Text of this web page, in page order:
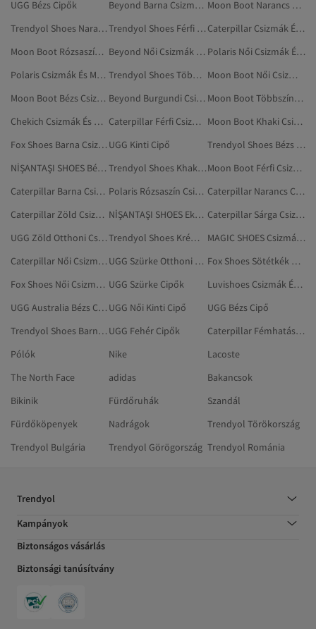
UGG Bézs Cipők
Beyond Barna Csizmák És Magas Szárú Csizmák
Moon Boot Narancs Csizmák És Magas Szárú Csizmák
Trendyol Shoes Narancs Csizmák És Magas Szárú Csizmák
Trendyol Shoes Férfi Csizmák És Magas Szárú Csizmák
Caterpillar Csizmák És Magas Szárú Csizmák
Moon Boot Rózsaszín Csizmák És Magas Szárú Csizmák
Beyond Női Csizmák És Magas Szárú Csizmák
Polaris Női Csizmák És Magas Szárú Csizmák
Polaris Csizmák És Magas Szárú Csizmák
Trendyol Shoes Többszínű Csizmák És Magas Szárú Csizmák
Moon Boot Női Csizmák És Magas Szárú Csizmák
Moon Boot Bézs Csizmák És Magas Szárú Csizmák
Beyond Burgundi Csizmák És Magas Szárú Csizmák
Moon Boot Többszínű Csizmák És Magas Szárú Csizmák
Chekich Csizmák És Magas Szárú Csizmák
Caterpillar Férfi Csizmák És Magas Szárú Csizmák
Moon Boot Khaki Csizmák És Magas Szárú Csizmák
Fox Shoes Barna Csizmák És Magas Szárú Csizmák UGG Kinti Cipő
Trendyol Shoes Bézs Csizmák És Magas Szárú Csizmák
NİŞANTAŞI SHOES Bézs Csizmák És Magas Szárú Csizmák
Trendyol Shoes Khaki Csizmák És Magas Szárú Csizmák
Moon Boot Férfi Csizmák És Magas Szárú Csizmák
Caterpillar Barna Csizmák És Magas Szárú Csizmák
Polaris Rózsaszín Csizmák És Magas Szárú Csizmák
Caterpillar Narancs Csizmák És Magas Szárú Csizmák
Caterpillar Zöld Csizmák És Magas Szárú Csizmák
NİŞANTAŞI SHOES Ekrü Csizmák És Magas Szárú Csizmák
Caterpillar Sárga Csizmák És Magas Szárú Csizmák
UGG Zöld Otthoni Csizmák, Papucsok
Trendyol Shoes Krém Csizmák És Magas Szárú Csizmák
MAGIC SHOES Csizmák És Magas Szárú Csizmák
Caterpillar Női Csizmák És Magas Szárú Csizmák
UGG Szürke Otthoni Csizmák, Papucsok
Fox Shoes Sötétkék Csizmák És Magas Szárú Csizmák
Fox Shoes Női Csizmák És Magas Szárú Csizmák UGG Szürke Cipők
Luvishoes Csizmák És Magas Szárú Csizmák
UGG Australia Bézs Cipő UGG Női Kinti Cipő
UGG Bézs Cipő
Trendyol Shoes Barna Csizmák És Magas Szárú Csizmák UGG Fehér Cipők
Caterpillar Fémhatású Csizmák És Magas Szárú Csizmák
Pólók
Nike
Lacoste
The North Face
adidas
Bakancsok
Bikinik
Fürdőruhák
Szandál
Fürdőköpenyek
Nadrágok
Trendyol Törökország
Trendyol Bulgária
Trendyol Görögország Trendyol Románia
Trendyol
Kampányok
Biztonságos vásárlás
Biztonsági tanúsítvány